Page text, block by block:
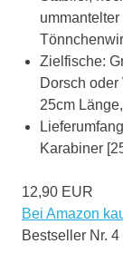
Zielfische:
Dorsch
25cm
Karabiner
12,90 EUR
Bei Amazon
Bestseller Nr. 4